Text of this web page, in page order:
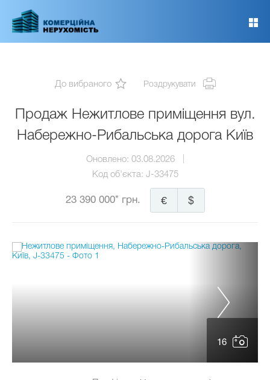
основного
До вибраного Роздрукувати
Продаж Нежитлове приміщення вул.
Набережно-Рибальська дорога Київ
Оновлено: 03.08.2026
Код об'єкта: J-33475
23 390 000* грн. $
€
16